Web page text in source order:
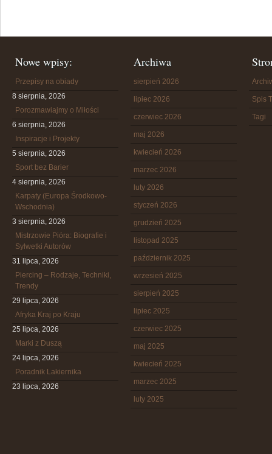
Nowe wpisy:
Przepisy na obiady
8 sierpnia, 2026
Porozmawiajmy o Miłości
6 sierpnia, 2026
Inspiracje i Projekty
5 sierpnia, 2026
Sport bez Barier
4 sierpnia, 2026
Karpaty (Europa Środkowo-
Wschodnia)
3 sierpnia, 2026
Mistrzowie Pióra: Biografie i
Sylwetki Autorów
31 lipca, 2026
Piercing – Rodzaje, Techniki,
Trendy
29 lipca, 2026
Afryka Kraj po Kraju
25 lipca, 2026
Marki z Duszą
24 lipca, 2026
Poradnik Lakiernika
23 lipca, 2026
Archiwa
sierpień 2026
lipiec 2026
czerwiec 2026
maj 2026
kwiecień 2026
marzec 2026
luty 2026
styczeń 2026
grudzień 2025
listopad 2025
październik 2025
wrzesień 2025
sierpień 2025
lipiec 2025
czerwiec 2025
maj 2025
kwiecień 2025
marzec 2025
luty 2025
Spis
Tagi